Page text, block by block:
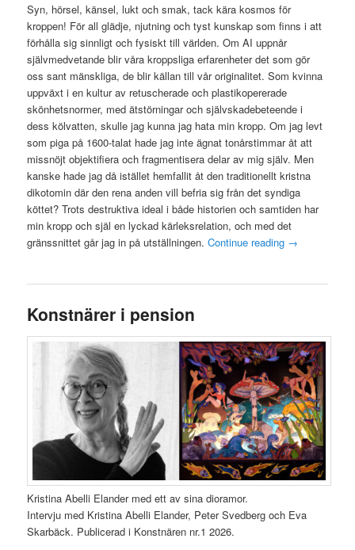
Syn, hörsel, känsel, lukt och smak, tack kära kosmos för
kroppen! För all glädje, njutning och tyst kunskap som finns i att
förhålla sig sinnligt och fysiskt till världen. Om AI uppnår
självmedvetande blir våra kroppsliga erfarenheter det som gör
oss sant mänskliga, de blir källan till vår originalitet. Som kvinna
uppväxt i en kultur av retuscherade och plastikopererade
skönhetsnormer, med ätstörningar och självskadebeteende i
dess kölvatten, skulle jag kunna jag hata min kropp. Om jag levt
som piga på 1600-talat hade jag inte ägnat tonårstimmar åt att
missnöjt objektifiera och fragmentisera delar av mig själv. Men
kanske hade jag då istället hemfallit åt den traditionellt kristna
dikotomin där den rena anden vill befria sig från det syndiga
köttet? Trots destruktiva ideal i både historien och samtiden har
min kropp och själ en lyckad kärleksrelation, och med det
gränssnittet går jag in på utställningen.Continue reading →
Konstnärer i pension
Kristina Abelli Elander med ett av sina dioramor.
Intervju med Kristina Abelli Elander, Peter Svedberg och Eva
Skarbäck. Publicerad i Konstnären nr.1 2026.